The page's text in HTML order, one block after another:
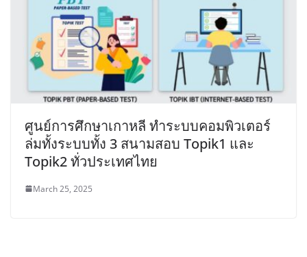
ศูนย์การศึกษาเกาหลี ทำระบบคอมพิวเตอร์
ล่มทั้งระบบทั้ง 3 สนามสอบ Topik1 และ
Topik2 ทั่วประเทศไทย
March 25, 2025